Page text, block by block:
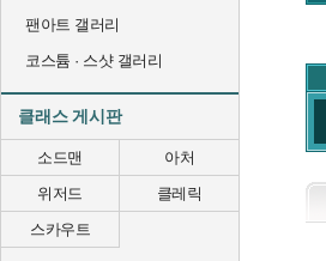
팬아트 갤러리
코스튬 · 스샷 갤러리
클래스 게시판
소드맨
아처
위저드
클레릭
스카우트